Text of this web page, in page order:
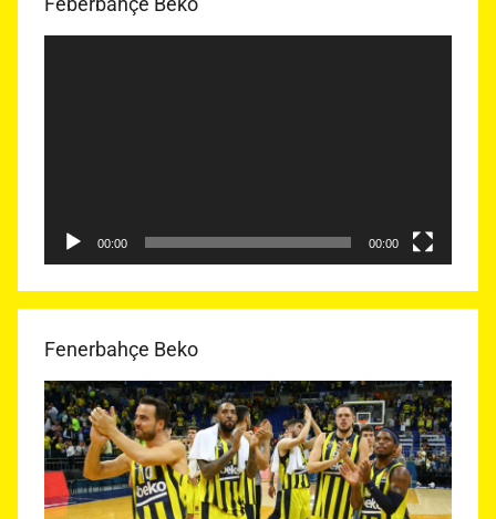
00:00 00:00
Fenerbahçe Beko